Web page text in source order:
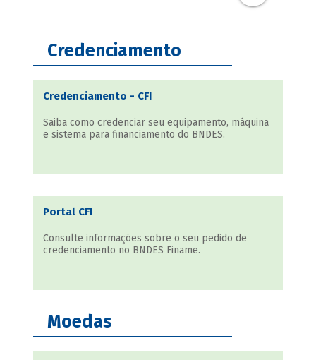
Credenciamento
Credenciamento - CFI
Saiba como credenciar seu equipamento, máquina
e sistema para financiamento do BNDES.
Portal CFI
Consulte informações sobre o seu pedido de
credenciamento no BNDES Finame.
Moedas